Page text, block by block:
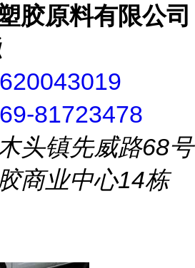
胶原料有限公司
81723478
头镇先威路68号
商业中心14栋